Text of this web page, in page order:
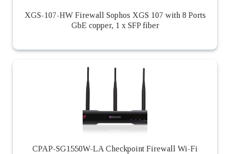
XGS-107-HW Firewall Sophos XGS 107 with 8 Ports
GbE copper, 1 x SFP fiber
CPAP-SG1550W-LA Checkpoint Firewall Wi-Fi